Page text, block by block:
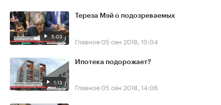
5:03
Тереза Мэй о подозреваемых
Главное 05 сен 2018, 15:04
1:13
Ипотека подорожает?
Главное 05 сен 2018, 14:06